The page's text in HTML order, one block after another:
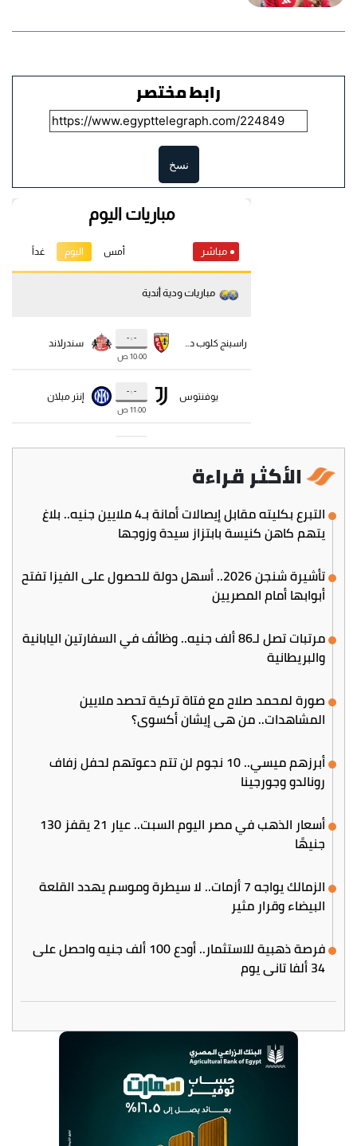
رابط مختصر
نسخ
الأكثر قراءة
التبرع بكليته مقابل إيصالات أمانة بـ4 ملايين جنيه.. بلاغ
يتهم كاهن كنيسة بابتزاز سيدة وزوجها
تأشيرة شنجن 2026.. أسهل دولة للحصول على الفيزا تفتح
أبوابها أمام المصريين
مرتبات تصل لـ86 ألف جنيه.. وظائف في السفارتين اليابانية
والبريطانية
صورة لمحمد صلاح مع فتاة تركية تحصد ملايين
المشاهدات.. من هي إيشان أكسوي؟
أبرزهم ميسي.. 10 نجوم لن تتم دعوتهم لحفل زفاف
رونالدو وجورجينا
أسعار الذهب في مصر اليوم السبت.. عيار 21 يقفز 130
جنيهًا
الزمالك يواجه 7 أزمات.. لا سيطرة وموسم يهدد القلعة
البيضاء وقرار مثير
فرصة ذهبية للاستثمار.. أودع 100 ألف جنيه واحصل على
34 ألفا تاني يوم